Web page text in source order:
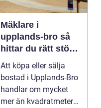
Mäklare i
upplands-bro så
hittar du rätt stöd
för din
bostadsaffär
Att köpa eller sälja
bostad i Upplands-Bro
handlar om mycket
mer än kvadratmeter